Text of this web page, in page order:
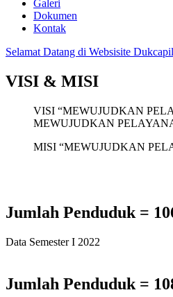
Galeri
Dokumen
Kontak
Selamat Datang di Websisite
VISI & MISI
VISI “MEWUJUDKAN
MEWUJUDKAN
MISI “MEWUJUDKAN
Jumlah Penduduk =
Data Semester I 2022
Jumlah Penduduk =